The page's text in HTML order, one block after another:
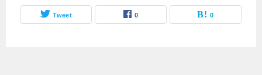
Tweet 0 0